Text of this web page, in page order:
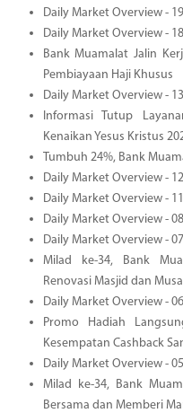
Daily Market Overview -
Daily Market Overview -
Bank Muamalat Jalin
Pembiayaan Haji Khusus
Daily Market Overview -
Informasi Tutup
Kenaikan Yesus Kristus
Tumbuh 24%, Bank
Daily Market Overview -
Daily Market Overview -
Daily Market Overview -
Daily Market Overview -
Milad ke-34, Bank
Renovasi Masjid dan
Daily Market Overview -
Promo Hadiah
Kesempatan Cashback
Daily Market Overview -
Milad ke-34, Bank
Bersama dan Memberi